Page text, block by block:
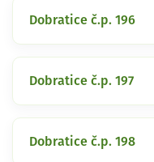
Dobratice č.p. 196
Dobratice č.p. 197
Dobratice č.p. 198